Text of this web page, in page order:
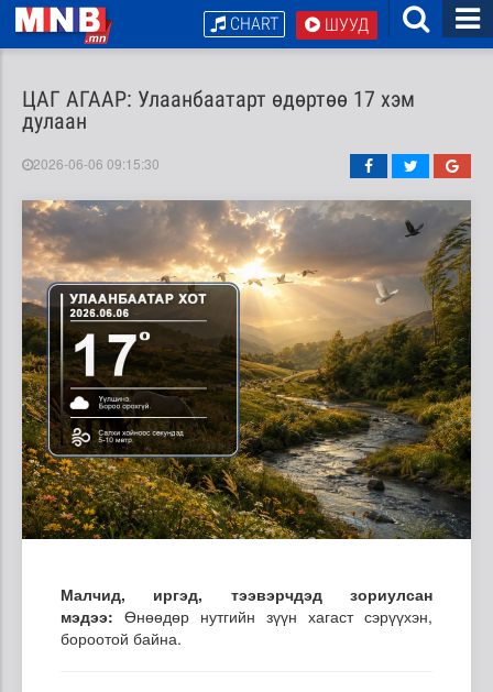
ШУУД
CHART
ЦАГ АГААР: Улаанбаатарт өдөртөө 17 хэм
дулаан
2026-06-06 09:15:30
Малчид, иргэд, тээвэрчдэд зориулсан
мэдээ: Өнөөдөр нутгийн зүүн хагаст сэрүүхэн,
бороотой байна.